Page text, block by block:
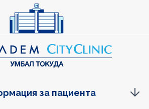
за пациента